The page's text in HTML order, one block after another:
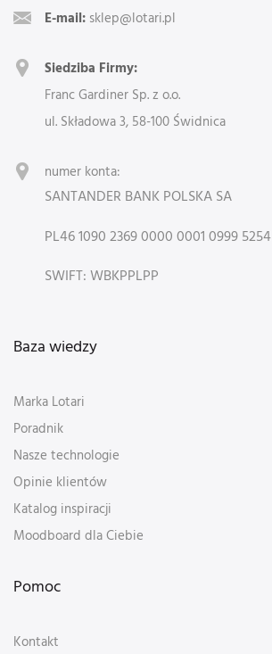
E-mail: sklep@lotari.pl
Siedziba Firmy:
Franc Gardiner Sp. z o.o.
ul. Składowa 3, 58-100 Świdnica
numer konta:
SANTANDER BANK POLSKA SA
PL46 1090 2369 0000 0001 0999 5254
SWIFT: WBKPPLPP
Baza wiedzy
Marka Lotari
Poradnik
Nasze technologie
Opinie klientów
Katalog inspiracji
Moodboard dla Ciebie
Pomoc
Kontakt